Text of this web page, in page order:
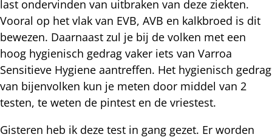
last ondervinden van uitbraken van deze ziekten.
Vooral op het vlak van EVB, AVB en kalkbroed is dit
bewezen. Daarnaast zul je bij de volken met een
hoog hygienisch gedrag vaker iets van Varroa
Sensitieve Hygiene aantreffen. Het hygienisch gedrag
van bijenvolken kun je meten door middel van 2
testen, te weten de pintest en de vriestest.
Gisteren heb ik deze test in gang gezet. Er worden